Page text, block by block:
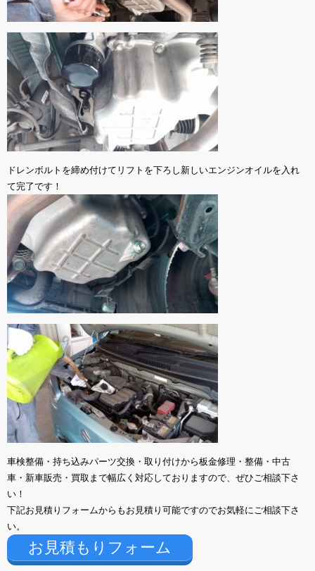
ドレンボルトを締め付けてリフトを下ろし新しいエンジンオイルを入れ
て完了です！
車検整備・持ち込みパーツ交換・取り付けから板金修理・整備・中古
車・新車販売・買取まで幅広く対応しておりますので、ぜひご相談下さ
い！
下記お見積りフォームからもお見積り可能ですのでお気軽にご相談下さ
い。
お見積もりフォーム